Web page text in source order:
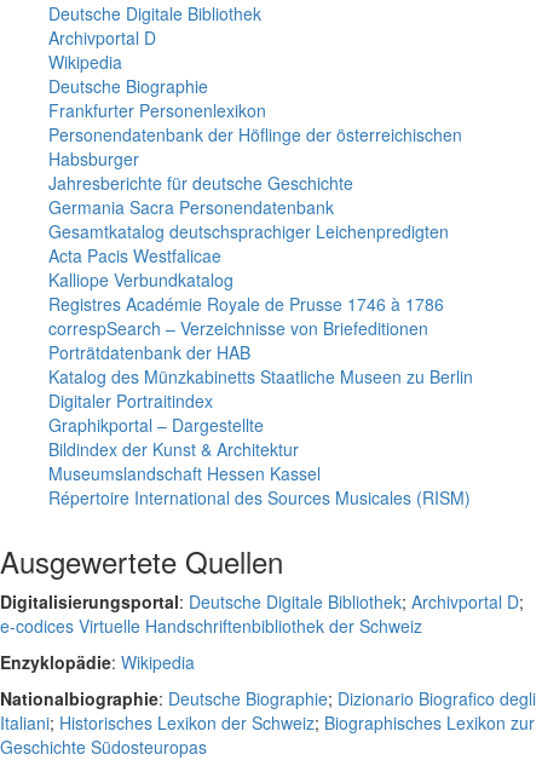
Deutsche Digitale Bibliothek
Archivportal D
Wikipedia
Deutsche Biographie
Frankfurter Personenlexikon
Personendatenbank der Höflinge der österreichischen
Habsburger
Jahresberichte für deutsche Geschichte
Germania Sacra Personendatenbank
Gesamtkatalog deutschsprachiger Leichenpredigten
Acta Pacis Westfalicae
Kalliope Verbundkatalog
Registres Académie Royale de Prusse 1746 à 1786
correspSearch – Verzeichnisse von Briefeditionen
Porträtdatenbank der HAB
Katalog des Münzkabinetts Staatliche Museen zu Berlin
Digitaler Portraitindex
Graphikportal – Dargestellte
Bildindex der Kunst & Architektur
Museumslandschaft Hessen Kassel
Répertoire International des Sources Musicales (RISM)
Ausgewertete Quellen
Digitalisierungsportal: Deutsche Digitale Bibliothek; Archivportal D;
e-codices Virtuelle Handschriftenbibliothek der Schweiz
Enzyklopädie: Wikipedia
Nationalbiographie: Deutsche Biographie; Dizionario Biografico degli
Italiani; Historisches Lexikon der Schweiz; Biographisches Lexikon zur
Geschichte Südosteuropas